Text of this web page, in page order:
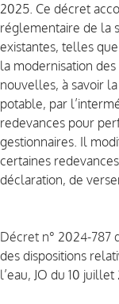
2025. Ce décret
réglementaire de la
existantes, telles
la modernisation
nouvelles, à savoir
potable, par
redevances pour
gestionnaires. Il
certaines
déclaration, de
Décret n° 2024-787
des dispositions
l’eau, JO du 10